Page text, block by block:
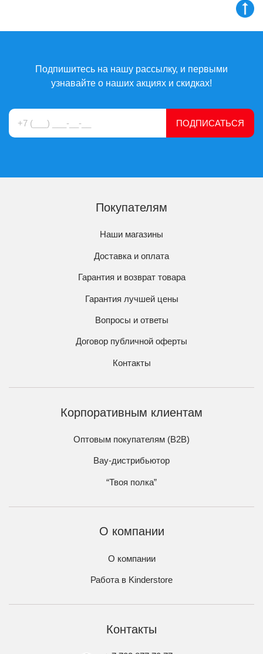
Подпишитесь на нашу рассылку, и первыми
узнавайте о наших акциях и скидках!
ПОДПИСАТЬСЯ
Покупателям
Наши магазины
Доставка и оплата
Гарантия и возврат товара
Гарантия лучшей цены
Вопросы и ответы
Договор публичной оферты
Контакты
Корпоративным клиентам
Оптовым покупателям (B2B)
Вау-дистрибьютор
“Твоя полка”
О компании
О компании
Работа в Kinderstore
Контакты